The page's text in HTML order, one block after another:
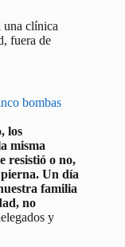
una clínica
fuera de
bombas
los
misma
resistió o no,
Un día
familia
no
y